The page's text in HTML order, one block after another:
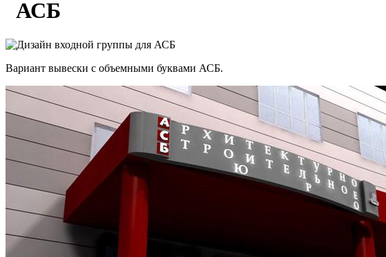
АСБ
Вариант вывески с объемными буквами АСБ.